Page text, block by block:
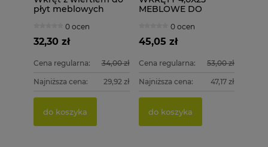
płyt meblowych
HAPAX 200 szt. + BIT
Tx20
0 ocen
32,30 zł
Cena regularna: 34,00 zł
Najniższa cena: 29,92 zł
do koszyka
MEBLOWE DO
0 ocen
45,05 zł
Cena regularna: 53,00 zł
Najniższa cena: 47,17 zł
do koszyka